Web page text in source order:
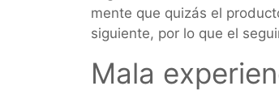
mente que quizás el
siguiente, por lo que el
Mala